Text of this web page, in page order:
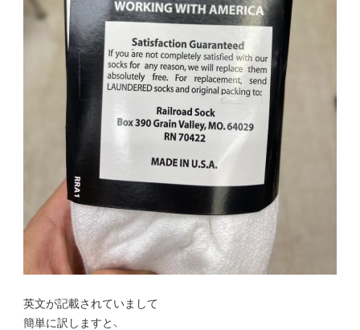
英文が記載されていまして
簡単に訳しますと、